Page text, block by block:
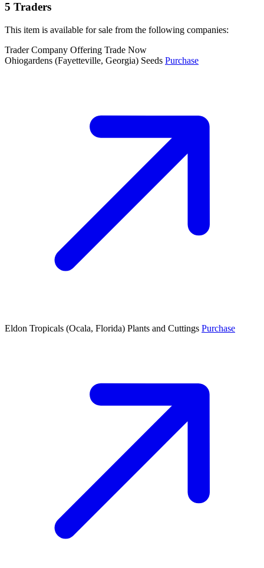
5 Traders
This item is available for sale from the following companies:
Trader Company Offering Trade Now
Ohiogardens (Fayetteville, Georgia) Seeds Purchase
Eldon Tropicals (Ocala, Florida) Plants and Cuttings Purchase